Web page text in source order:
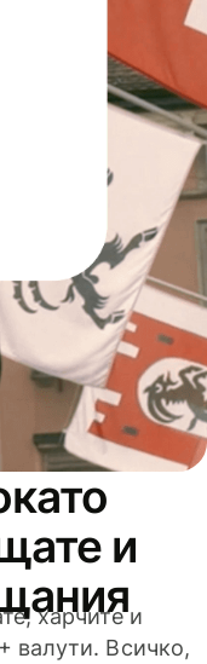
и
харчите и
валути. Всичко,